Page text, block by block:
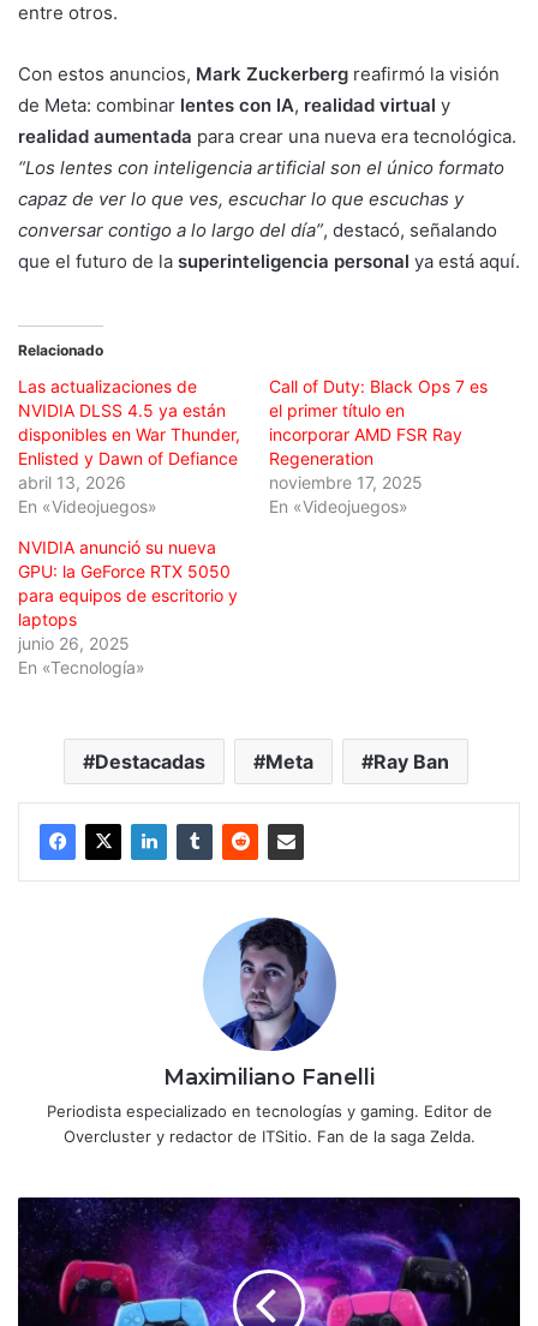
entre otros.
Con estos anuncios, Mark Zuckerberg reafirmó la visión
de Meta: combinar lentes con IA, realidad virtual y
realidad aumentada para crear una nueva era tecnológica.
“Los lentes con inteligencia artificial son el único formato
capaz de ver lo que ves, escuchar lo que escuchas y
conversar contigo a lo largo del día”, destacó, señalando
que el futuro de la superinteligencia personal ya está aquí.
Relacionado
Las actualizaciones de
NVIDIA DLSS 4.5 ya están
disponibles en War Thunder,
Enlisted y Dawn of Defiance
abril 13, 2026
En «Videojuegos»
Call of Duty: Black Ops 7 es
el primer título en
incorporar AMD FSR Ray
Regeneration
noviembre 17, 2025
En «Videojuegos»
NVIDIA anunció su nueva
GPU: la GeForce RTX 5050
para equipos de escritorio y
laptops
junio 26, 2025
En «Tecnología»
Destacadas Meta Ray Ban
Maximiliano Fanelli
Periodista especializado en tecnologías y gaming. Editor de
Overcluster y redactor de ITSitio. Fan de la saga Zelda.
PS5
lanza
actualización
que
permite